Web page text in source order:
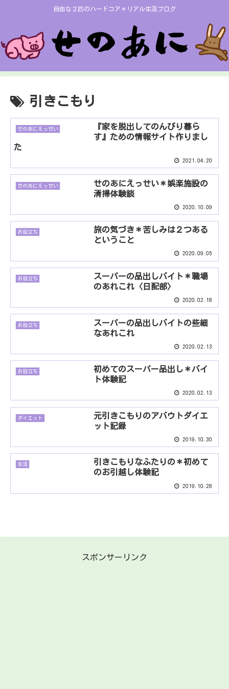
自由な２匹のハードコア＊リアル生活ブログ
引きこもり
せのあにえっせい
『家を脱出してのんびり暮ら
す』ための情報サイト作りまし
た
2021.04.20
せのあにえっせい
せのあにえっせい＊娯楽施設の
清掃体験談
2020.10.09
お役立ち
旅の気づき＊苦しみは２つある
ということ
2020.09.05
お役立ち
スーパーの品出しバイト＊職場
のあれこれ〈日配部〉
2020.02.18
お役立ち
スーパーの品出しバイトの些細
なあれこれ
2020.02.13
お役立ち
初めてのスーパー品出し＊バイ
ト体験記
2020.02.13
ダイエット
元引きこもりのアバウトダイエ
ット記録
2019.10.30
生活
引きこもりなふたりの＊初めて
のお引越し体験記
2019.10.28
スポンサーリンク